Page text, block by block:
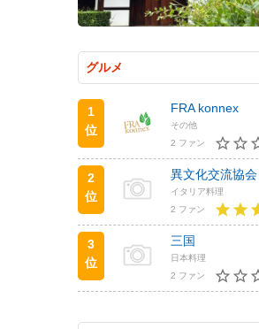
グルメ
1
位
FRA konnex
その他
2 ファン
2
位
異文化交流協会
イタリア料理
2 ファン
3
位
三国
日本料理
2 ファン